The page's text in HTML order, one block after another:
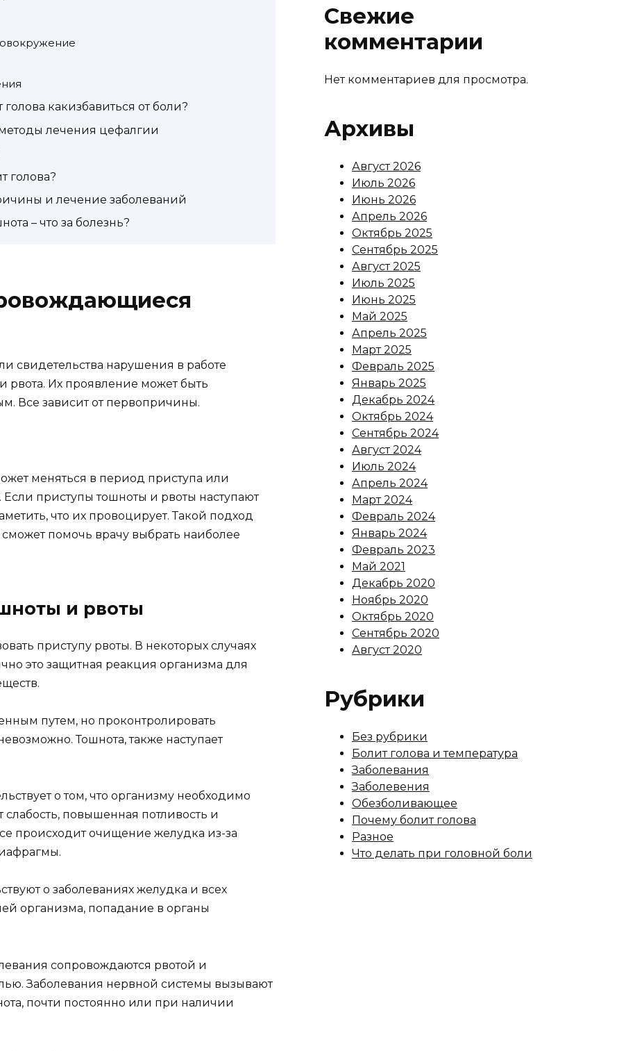
какизбавиться от боли?
лечения цефалгии
голова?
и лечение заболеваний
– что за болезнь?
свидетельства нарушения в работе
рвота. Их проявление может быть
Все зависит от первопричины.
меняться в период приступа или
приступы тошноты и рвоты наступают
что их провоцирует. Такой подход
помочь врачу выбрать наиболее
и рвоты
приступу рвоты. В некоторых случаях
это защитная реакция организма для
путем, но проконтролировать
Тошнота, также наступает
о том, что организму необходимо
повышенная потливость и
происходит очищение желудка из-за
о заболеваниях желудка и всех
организма, попадание в органы
сопровождаются рвотой и
Заболевания нервной системы вызывают
почти постоянно или при наличии
Свежие
комментарии
Нет комментариев для просмотра.
Архивы
Август 2026
Июль 2026
Июнь 2026
Апрель 2026
Октябрь 2025
Сентябрь 2025
Август 2025
Июль 2025
Июнь 2025
Май 2025
Апрель 2025
Март 2025
Февраль 2025
Январь 2025
Декабрь 2024
Октябрь 2024
Сентябрь 2024
Август 2024
Июль 2024
Апрель 2024
Март 2024
Февраль 2024
Январь 2024
Февраль 2023
Май 2021
Декабрь 2020
Ноябрь 2020
Октябрь 2020
Сентябрь 2020
Август 2020
Рубрики
Без рубрики
Болит голова и температура
Заболевания
Заболевения
Обезболивающее
Почему болит голова
Разное
Что делать при головной боли